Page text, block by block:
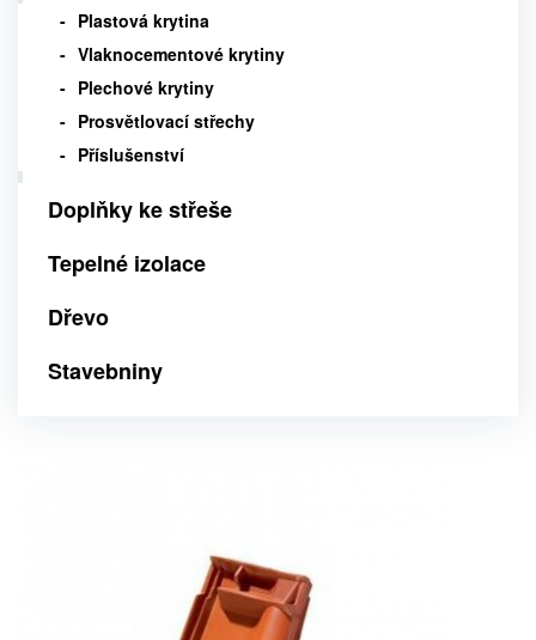
Plastová krytina
Vlaknocementové krytiny
Plechové krytiny
Prosvětlovací střechy
Příslušenství
Doplňky ke střeše
Tepelné izolace
Dřevo
Stavebniny